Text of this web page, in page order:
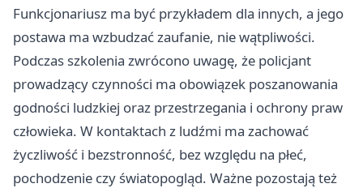
Funkcjonariusz ma być przykładem dla innych, a jego
postawa ma wzbudzać zaufanie, nie wątpliwości.
Podczas szkolenia zwrócono uwagę, że policjant
prowadzący czynności ma obowiązek poszanowania
godności ludzkiej oraz przestrzegania i ochrony praw
człowieka. W kontaktach z ludźmi ma zachować
życzliwość i bezstronność, bez względu na płeć,
pochodzenie czy światopogląd. Ważne pozostają też